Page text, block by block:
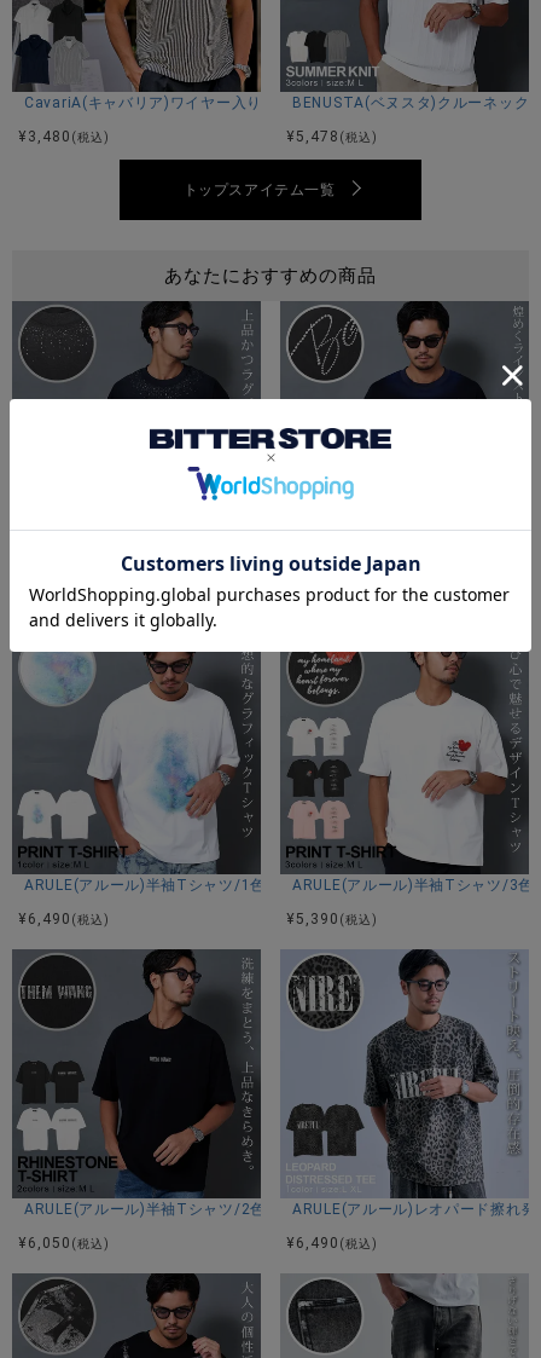
42(S)：着丈71身幅56肩幅50袖丈24
44(M)：着丈74身幅60肩幅51袖丈24
※平置き計測。
モデル
TAIRA：身長180cm 体重67kg Mサイズ着用
ホワイト/チャコール/ブラック
アイテムガイド
なし
※当店スタッフの個人的な感想になります。お客様により、感
じ方等異なる場合がございますので、あくまでもご参考とし
てご利用ください。
CavariA(キャバリア)ワイヤー入りイタリアンカラー半袖シアサッカーポ
¥ 3,480 (税込)
BENUSTA(ベヌスタ)クルーネック
¥ 5,478 (税込)
トップスアイテム一覧
あなたにおすすめの商品
ARULE(アルール)ラインストーン半袖Tシャツ/1色
7,590(税込)
ARULE(アルール)文字半袖Tシャツ
¥7,590(税込)
ARULE(アルール)半袖Tシャツ/1色
¥ 6,490 (税込)
ARULE(アルール)半袖Tシャツ/3色
¥ 5,390 (税込)
ARULE(アルール)半袖Tシャツ/2色
¥ 6,050 (税込)
ARULE(アルール)レオパード擦れ
¥ 6,490 (税込)